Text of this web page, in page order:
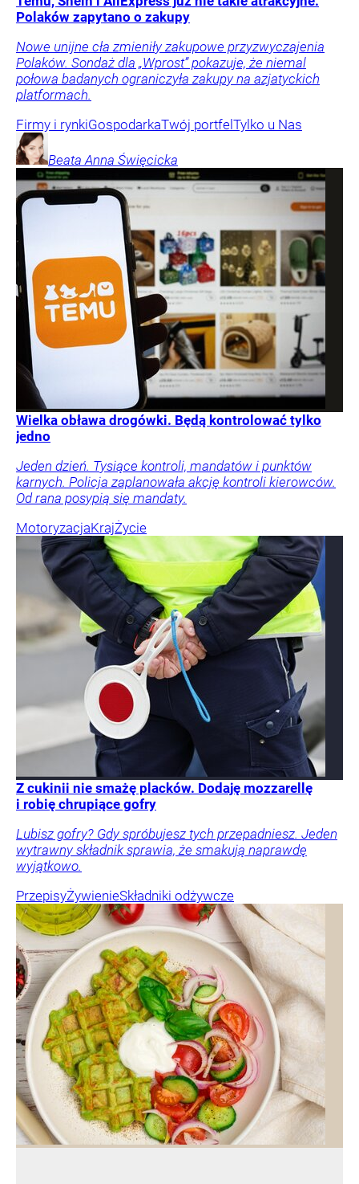
Polaków zapytano o zakupy
Nowe unijne cła zmieniły zakupowe przyzwyczajenia
Polaków. Sondaż dla „Wprost” pokazuje, że niemal
połowa badanych ograniczyła zakupy na azjatyckich
platformach.
Firmy i rynkiGospodarkaTwój portfelTylko u Nas
Beata Anna Święcicka
Wielka obława drogówki. Będą kontrolować tylko
jedno
Jeden dzień. Tysiące kontroli, mandatów i punktów
karnych. Policja zaplanowała akcję kontroli kierowców.
Od rana posypią się mandaty.
MotoryzacjaKrajŻycie
Z cukinii nie smażę placków. Dodaję mozzarellę
i robię chrupiące gofry
Lubisz gofry? Gdy spróbujesz tych przepadniesz. Jeden
wytrawny składnik sprawia, że smakują naprawdę
wyjątkowo.
PrzepisyŻywienieSkładniki odżywcze